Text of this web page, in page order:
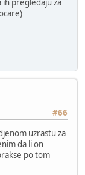
#66
uzrastu za
da li on
po tom